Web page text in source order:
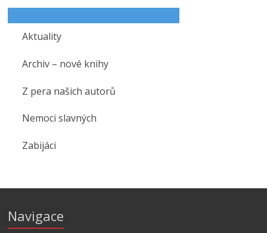
Aktuality
Archiv – nové knihy
Z pera našich autorů
Nemoci slavných
Zabijáci
Navigace